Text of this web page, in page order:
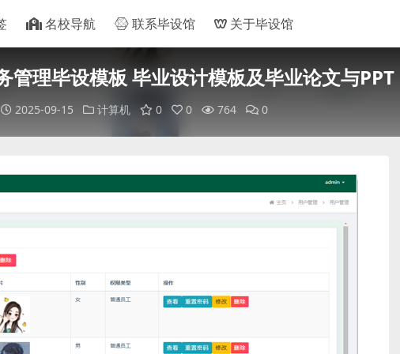
名校导航 联系毕设馆 关于毕设馆
管理毕设模板 毕业设计模板及毕业论文与PPT
2025-09-15 计算机 0 0 764 0